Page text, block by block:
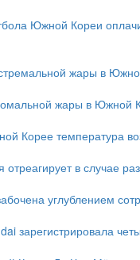
Южной Кореи
жары в
жары в Южной
Корее температура
отреагирует в случае
углублением
зарегистрировала